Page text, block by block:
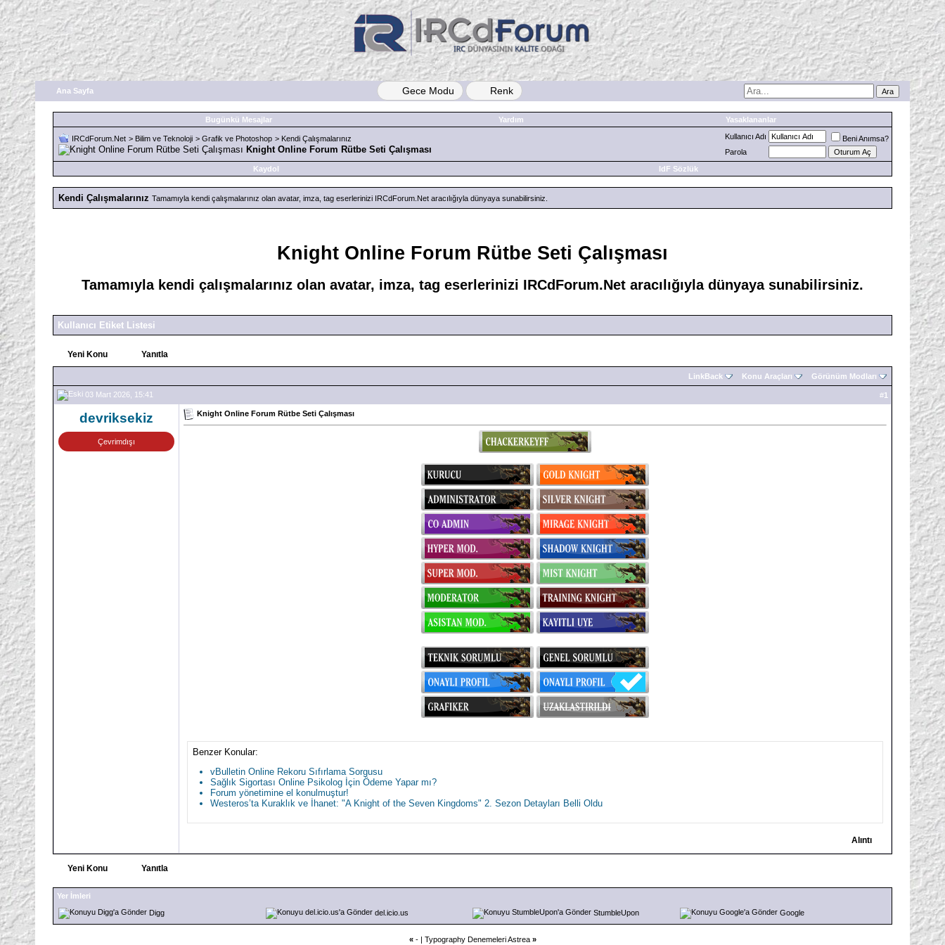
Ana Sayfa Gece Modu Renk
Bugünkü Mesajlar Yardım Yasaklananlar
IRCdForum.Net > Bilim ve Teknoloji > Grafik ve Photoshop > Kendi Çalışmalarınız
Knight Online Forum Rütbe Seti Çalışması
Kullanıcı Adı
Beni Anımsa?
Parola
Kaydol
IdF Sözlük
Kendi Çalışmalarınız Tamamıyla kendi çalışmalarınız olan avatar, imza, tag eserlerinizi IRCdForum.Net aracılığıyla dünyaya sunabilirsiniz.
Knight Online Forum Rütbe Seti Çalışması
Tamamıyla kendi çalışmalarınız olan avatar, imza, tag eserlerinizi IRCdForum.Net aracılığıyla dünyaya sunabilirsiniz.
Kullanıcı Etiket Listesi
Yeni Konu Yanıtla
LinkBack Konu Araçları Görünüm Modları
03 Mart 2026, 15:41 #1
devriksekiz
Çevrimdışı
Knight Online Forum Rütbe Seti Çalışması
Benzer Konular:
vBulletin Online Rekoru Sıfırlama Sorgusu
Sağlık Sigortası Online Psikolog İçin Ödeme Yapar mı?
Forum yönetimine el konulmuştur!
Westeros’ta Kuraklık ve İhanet: "A Knight of the Seven Kingdoms" 2. Sezon Detayları Belli Oldu
Alıntı
Yeni Konu Yanıtla
Yer İmleri
Digg
del.icio.us StumbleUpon Google
«- | Typography Denemeleri Astrea »